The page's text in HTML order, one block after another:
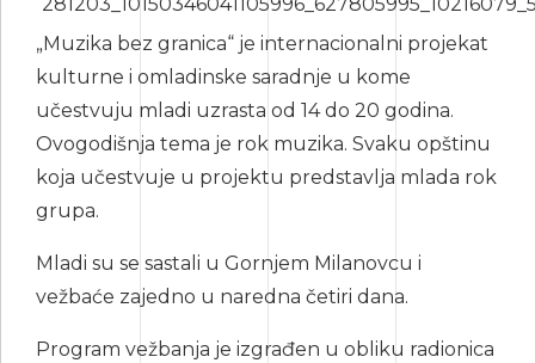
„Muzika bez granica“ je internacionalni projekat
kulturne i omladinske saradnje u kome
učestvuju mladi uzrasta od 14 do 20 godina.
Ovogodišnja tema je rok muzika. Svaku opštinu
koja učestvuje u projektu predstavlja mlada rok
grupa.
Mladi su se sastali u Gornjem Milanovcu i
vežbaće zajedno u naredna četiri dana.
Program vežbanja je izgrađen u obliku radionica